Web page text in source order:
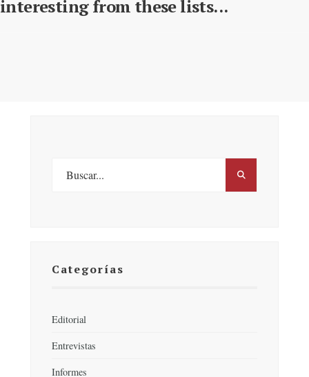
interesting from these lists...
Categorías
Editorial
Entrevistas
Informes